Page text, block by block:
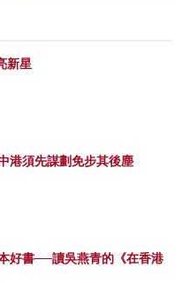
新星
港須先謀劃免步其後塵
好書──讀吳燕青的《在香港